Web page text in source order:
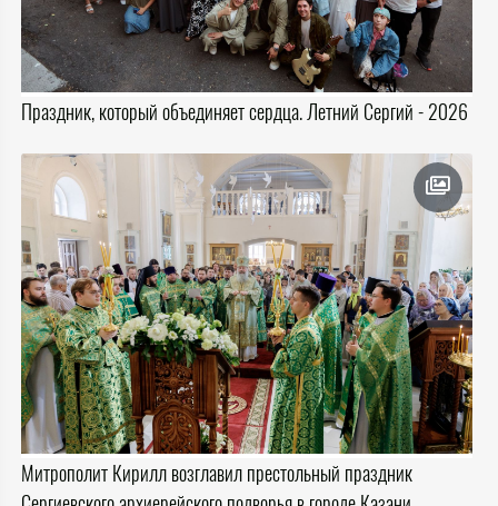
Праздник, который объединяет сердца. Летний Сергий - 2026
Митрополит Кирилл возглавил престольный праздник